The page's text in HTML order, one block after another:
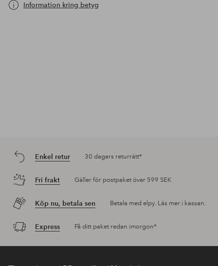
Information kring betyg
Enkel retur 30 dagars returrätt*
Fri frakt Gäller för postpaket över 599 SEK
Köp nu, betala sen Betala med elpy. Läs mer i kassan.
Express Få ditt paket redan imorgon*